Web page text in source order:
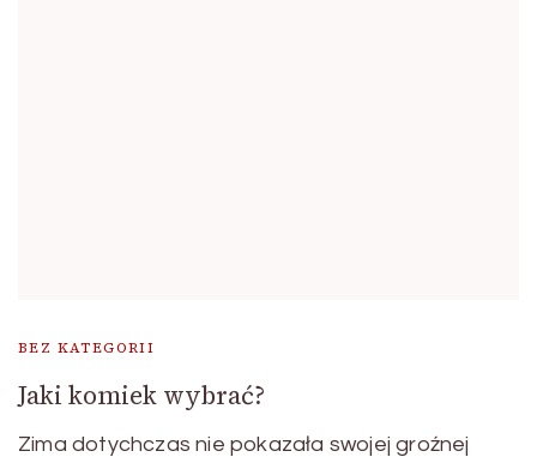
BEZ KATEGORII
Jaki komiek wybrać?
Zima dotychczas nie pokazała swojej groźnej